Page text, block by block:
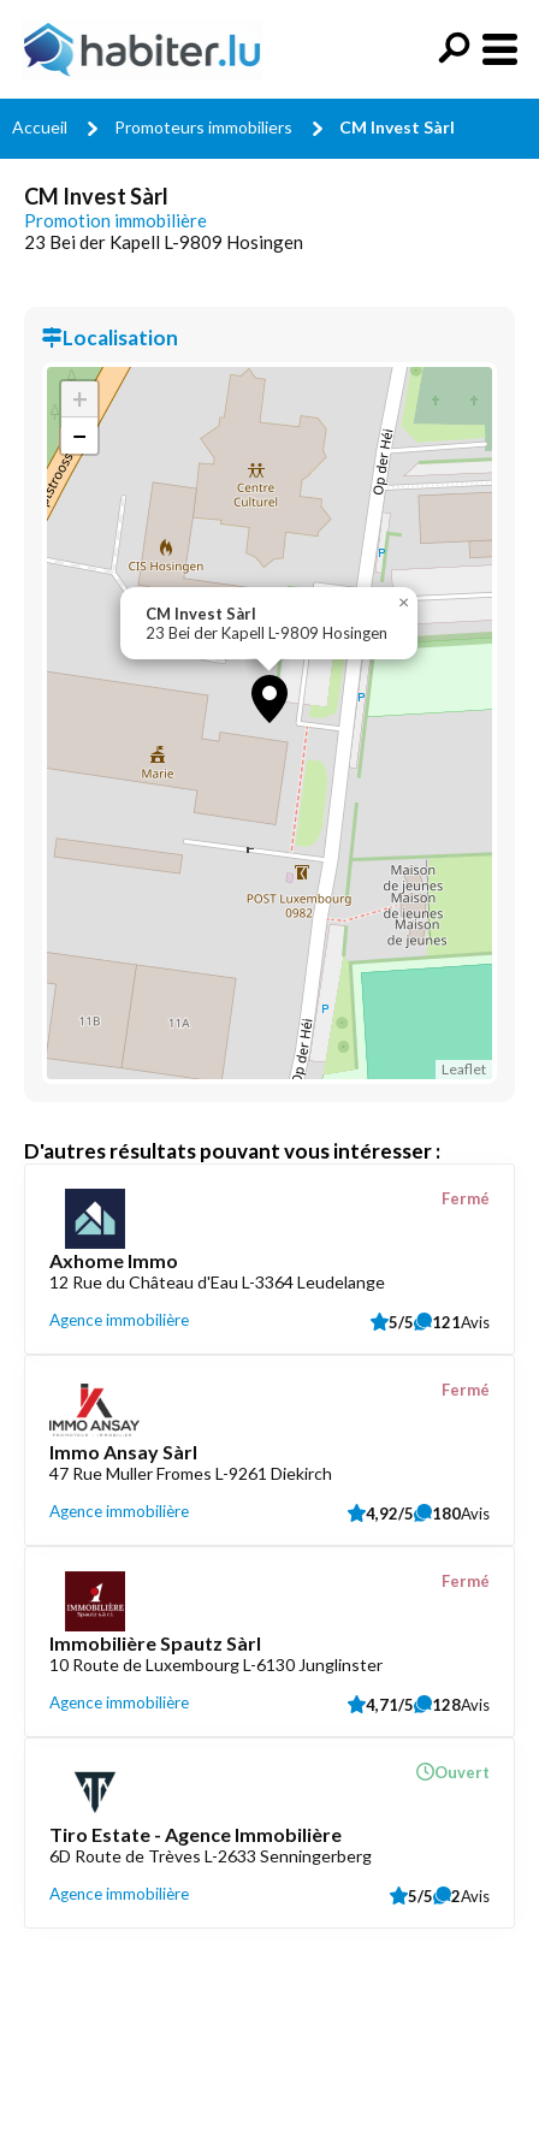
Accueil Promoteurs immobiliers CM Invest Sàrl
CM Invest Sàrl
Promotion immobilière
23 Bei der Kapell L-9809 Hosingen
Localisation
CM Invest Sàrl
23 Bei der Kapell L-9809 Hosingen
×
+
−
Leaflet
D'autres résultats pouvant vous intéresser :
Axhome Immo
12 Rue du Château d'Eau L-3364 Leudelange
Agence immobilière
Fermé
5/5 121Avis
Immo Ansay Sàrl
47 Rue Muller Fromes L-9261 Diekirch
Agence immobilière
Fermé
4,92/5 180Avis
Immobilière Spautz Sàrl
10 Route de Luxembourg L-6130 Junglinster
Agence immobilière
Fermé
4,71/5 128Avis
Tiro Estate - Agence Immobilière
6D Route de Trèves L-2633 Senningerberg
Agence immobilière
Ouvert
5/5 2Avis